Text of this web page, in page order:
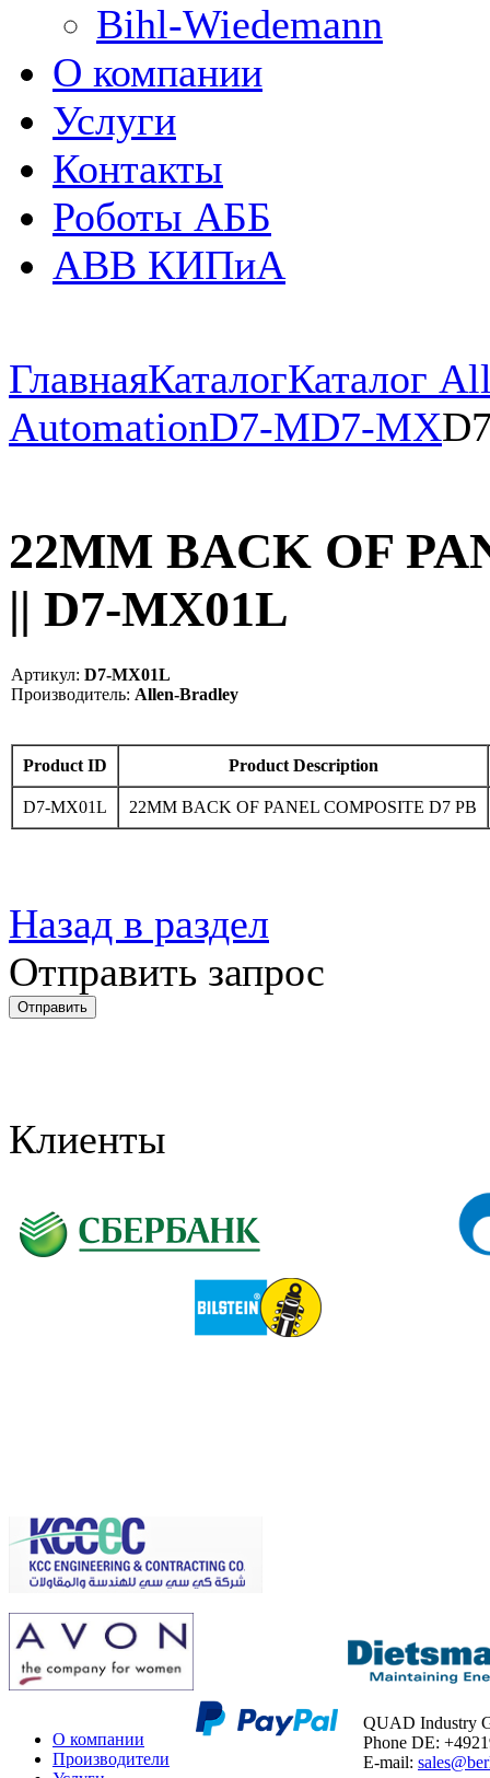
Bihl-Wiedemann
О компании
Услуги
Контакты
Роботы АББ
ABB КИПиА
ГлавнаяКаталогКаталог
AutomationD7-MD7-MX
22MM BACK OF
|| D7-MX01L
Артикул: D7-MX01L
Производитель: Allen-Bradley
Product ID Product Description
D7-MX01L 22MM BACK OF PANEL COMPOSITE D7 PB
Назад в раздел
Отправить запрос
Клиенты
О компании
Производители
QUAD Industry
Phone DE:
E-mail: